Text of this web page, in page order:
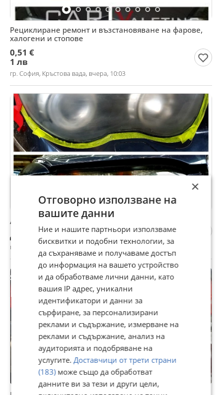
Рециклиране ремонт и възстановяване на фарове,
халогени и стопове
0,51 €
1 лв
гр. София, Кръстова вада, вчера, 10:03
Автодетайлинг във Велико Търново
Договаряне
гр. Велико Търново, Промишлена зона, вчера, 06:50
×
Отговорно използване на
вашите данни
Ние и нашите партньори използваме
бисквитки и подобни технологии, за
да съхраняваме и получаваме достъп
до информация на вашето устройство
и да обработваме лични данни, като
вашия IP адрес, уникални
идентификатори и данни за
сърфиране, за персонализирани
реклами и съдържание, измерване на
реклами и съдържание, анализ на
аудиторията и подобряване на
услугите.Доставчици от трети страни
(183)може също да обработват
данните ви за тези и други цели,